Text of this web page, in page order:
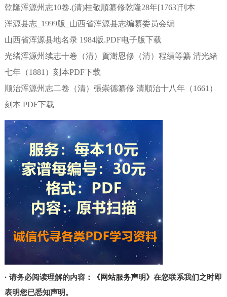
乾隆浑源州志10卷.(清)桂敬順纂修乾隆28年[1763]刊本
浑源县志_1999版_山西省浑源县志编纂委员会编
山西省浑源县地名录 1984版.PDF电子版下载
光绪浑源州续志十卷（清）賀澍恩修（清）程績等纂 清光緒
七年（1881）刻本PDF下载
顺治浑源州志二卷（清）張崇德纂修 清順治十八年（1661）
刻本 PDF下载
· 请务必阅读理解的内容： 《网站服务声明》 在您联系我们之时即
表明您已悉知声明。